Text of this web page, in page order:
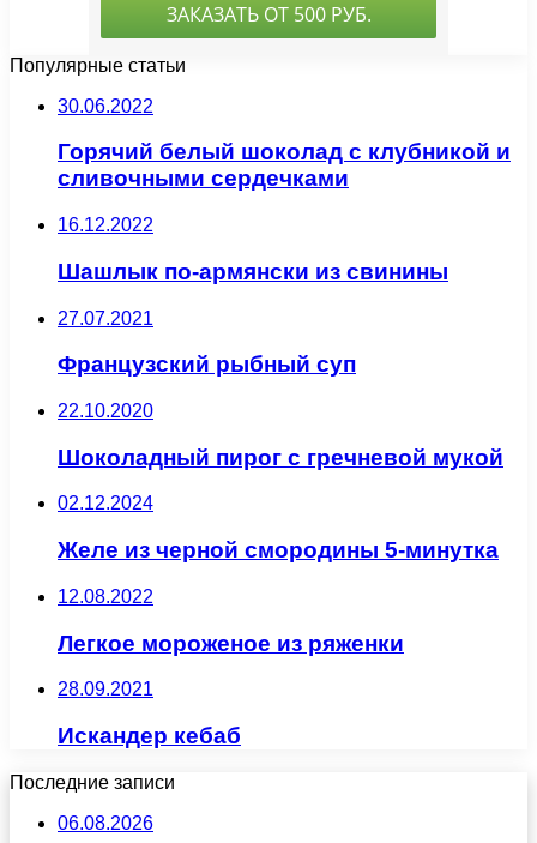
Популярные статьи
30.06.2022
Горячий белый шоколад с клубникой и
сливочными сердечками
16.12.2022
Шашлык по-армянски из свинины
27.07.2021
Французский рыбный суп
22.10.2020
Шоколадный пирог с гречневой мукой
02.12.2024
Желе из черной смородины 5-минутка
12.08.2022
Легкое мороженое из ряженки
28.09.2021
Искандер кебаб
Последние записи
06.08.2026